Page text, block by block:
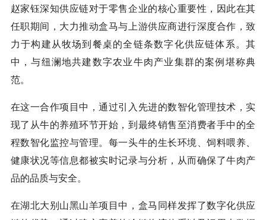
赵家钰深知供应链对于零售企业的核心重要性，因此在其
任职期间，大力推动盒马与上游供应商进行深度合作，致
力于构建从牧场到餐桌的全链条数字化供应链体系。其
中，与纽澜地共建数字农业牛肉产业集群的案例堪称典
范。
在这一合作项目中，通过引入先进的数智化管理技术，实
现了从牛的养殖环节开始，到最终销售至消费者手中的全
程数智化监控与管理。每一头牛的生长环境、饲料喂养、
健康状况等信息都被实时记录与分析，从而确保了牛肉产
品的品质与安全。
在湖北大别山黑山羊项目中，盒马同样发挥了数字化供应